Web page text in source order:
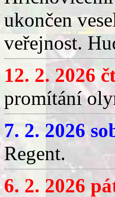
ukončen
veřejnost.
12. 2. 2026
promítání
7. 2. 2026
Regent.
6. 2. 2026